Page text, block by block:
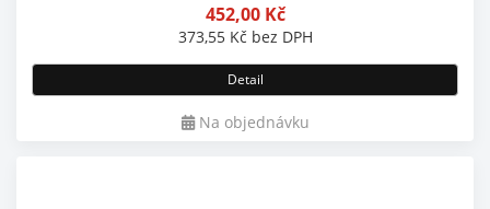
452,00 Kč
373,55 Kč bez DPH
Detail
Na objednávku